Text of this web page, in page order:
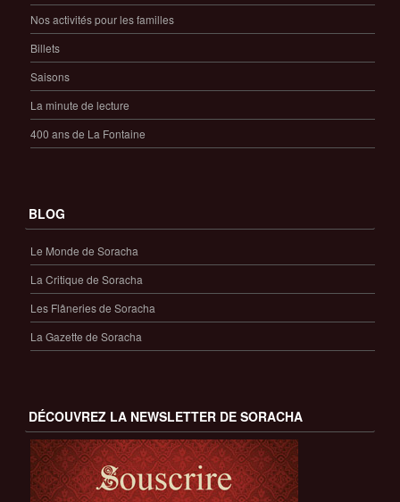
Nos activités pour les familles
Billets
Saisons
La minute de lecture
400 ans de La Fontaine
BLOG
Le Monde de Soracha
La Critique de Soracha
Les Flâneries de Soracha
La Gazette de Soracha
DÉCOUVREZ LA NEWSLETTER DE SORACHA